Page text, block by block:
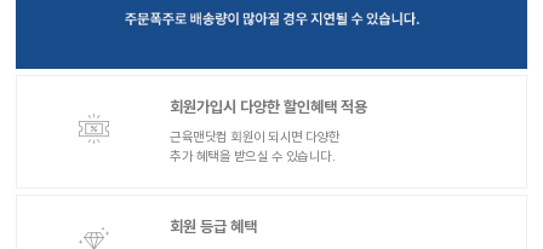
회원가입시 다양한 할인혜택 적용
근육맨닷컴 회원이 되시면 다양한
추가 혜택을 받으실 수 있습니다.
회원 등급 혜택